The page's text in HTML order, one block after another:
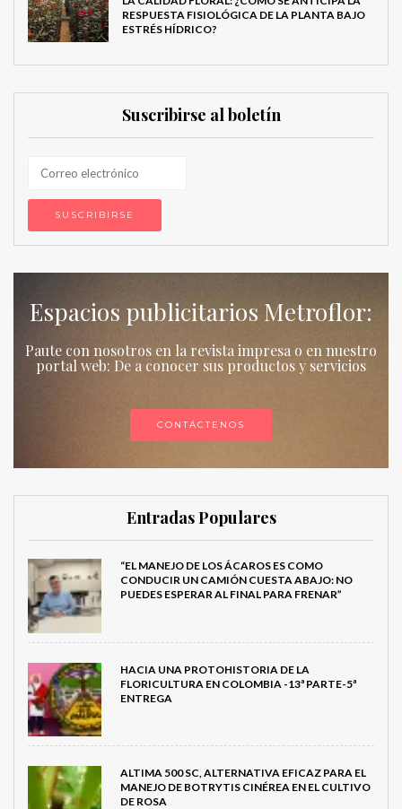
RESPUESTA FISIOLÓGICA DE LA PLANTA BAJO
ESTRÉS HÍDRICO?
Suscribirse al boletín
Espacios publicitarios Metroflor:
Paute con nosotros en la revista impresa o en nuestro
portal web: De a conocer sus productos y servicios
CONTÁCTENOS
Entradas Populares
“EL MANEJO DE LOS ÁCAROS ES COMO
CONDUCIR UN CAMIÓN CUESTA ABAJO: NO
PUEDES ESPERAR AL FINAL PARA FRENAR”
HACIA UNA PROTOHISTORIA DE LA
FLORICULTURA EN COLOMBIA -13ª PARTE-5ª
ENTREGA
ALTIMA 500 SC, ALTERNATIVA EFICAZ PARA EL
MANEJO DE BOTRYTIS CINÉREA EN EL CULTIVO
DE ROSA